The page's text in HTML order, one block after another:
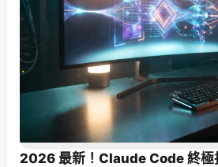
2026 最新！Claude Code 終極